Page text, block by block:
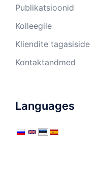
Publikatsioonid
Kolleegile
Kliendite tagasiside
Kontaktandmed
Languages